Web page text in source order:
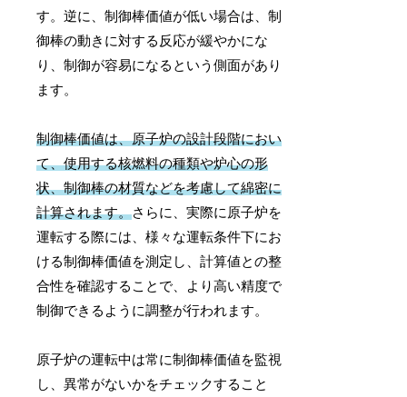
す。逆に、制御棒価値が低い場合は、制
御棒の動きに対する反応が緩やかにな
り、制御が容易になるという側面があり
ます。
制御棒価値は、原子炉の設計段階におい
て、使用する核燃料の種類や炉心の形
状、制御棒の材質などを考慮して綿密に
計算されます。さらに、実際に原子炉を
運転する際には、様々な運転条件下にお
ける制御棒価値を測定し、計算値との整
合性を確認することで、より高い精度で
制御できるように調整が行われます。
原子炉の運転中は常に制御棒価値を監視
し、異常がないかをチェックすること